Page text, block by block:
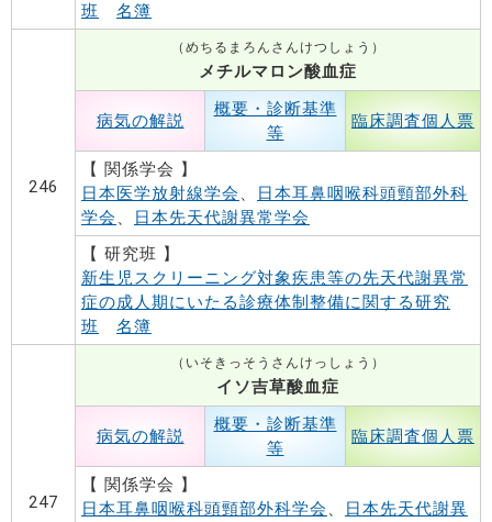
班
名簿
246
（めちるまろんさんけつしょう）
メチルマロン酸血症
病気の解説
概要・診断基準
等
臨床調査個人票
【 関係学会 】
日本医学放射線学会 、
日本耳鼻咽喉科頭頸部外科
学会 、
日本先天代謝異常学会
【 研究班 】
新生児スクリーニング対象疾患等の先天代謝異常
症の成人期にいたる診療体制整備に関する研究
班
名簿
247
（いそきっそうさんけっしょう）
イソ吉草酸血症
病気の解説
概要・診断基準
等
臨床調査個人票
【 関係学会 】
日本耳鼻咽喉科頭頸部外科学会 、
日本先天代謝異